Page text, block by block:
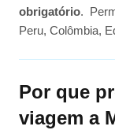
obrigatório.
Peru, Colômbia,
Por que
viagem a